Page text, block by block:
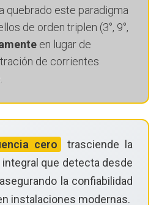
quebrado este paradigma
de orden triplen (3°, 9°,
en lugar de
de corrientes
cero
trasciende la
que detecta desde
la confiabilidad
instalaciones modernas.